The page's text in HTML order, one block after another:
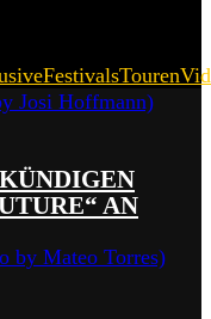
FestivalsTouren
AN